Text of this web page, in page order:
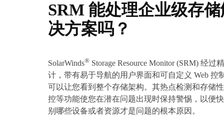
SRM 能处理企业级存
决方案吗？
SolarWinds® Storage Resource Monitor (SRM) 经过
计，带有易于导航的用户界面和可自定义 Web 控
可以让您看到整个存储架构。其热点检测和存储
控等功能使您在潜在问题出现时保持警惕，以便
别哪些设备或者资源才是问题的根本原因。